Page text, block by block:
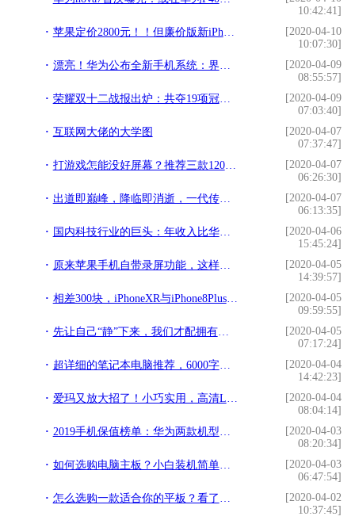
10:42:41]
苹果定价2800元！！但廉价版新iPhone悬了
[2020-04-10
10:07:30]
漂亮！华为公布全新手机系统：界面焕然一新，终于改掉老年UI
[2020-04-09
08:55:57]
荣耀双十二战报出炉：共夺19项冠军，V30系列表现突出
[2020-04-09
07:03:40]
互联网大佬的大学图
[2020-04-07
07:37:47]
打游戏怎能没好屏幕？推荐三款120HZ刷新率屏幕手机，1999元起
[2020-04-07
06:26:30]
出道即巅峰，降临即消逝，一代传奇不跟随——致敬诺基亚N9
[2020-04-07
06:13:35]
国内科技行业的巨头：年收入比华为阿里总和还多，掷600亿造芯片
[2020-04-06
15:45:24]
原来苹果手机自带录屏功能，这样设置就能打开，很实用
[2020-04-05
14:39:57]
相差300块，iPhoneXR与iPhone8Plus谁更值得买？看这4点就够了
[2020-04-05
09:59:55]
先让自己“静”下来，我们才配拥有强大的力量
[2020-04-05
07:17:24]
超详细的笔记本电脑推荐，6000字干货，电脑小白的福利
[2020-04-04
14:42:23]
爱玛又放大招了！小巧实用，高清LED显示屏，100km续航
[2020-04-04
08:04:14]
2019手机保值榜单：华为两款机型霸榜超高端市场，一加成国产王者
[2020-04-03
08:20:34]
如何选购电脑主板？小白装机简单易懂的电脑主板选购知识指南
[2020-04-03
06:47:54]
怎么选购一款适合你的平板？看了这篇就知道
[2020-04-02
10:37:45]